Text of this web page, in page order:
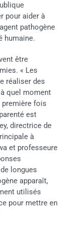
pour aider à
pathogène
humaine.
être
« Les
réaliser des
quel moment
première fois
est
directrice de
à
et professeure
longues
apparaît,
utilisés
pour mettre en